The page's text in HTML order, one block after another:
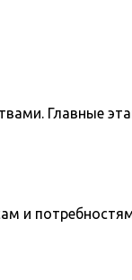
Главные
и